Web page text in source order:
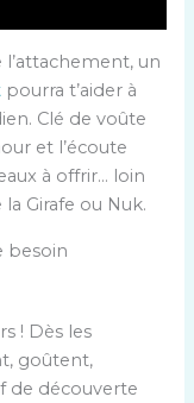
l’attachement, un
pourra t’aider à
Clé de voûte
et l’écoute
à offrir… loin
Girafe ou Nuk.
besoin
! Dès les
goûtent,
de découverte